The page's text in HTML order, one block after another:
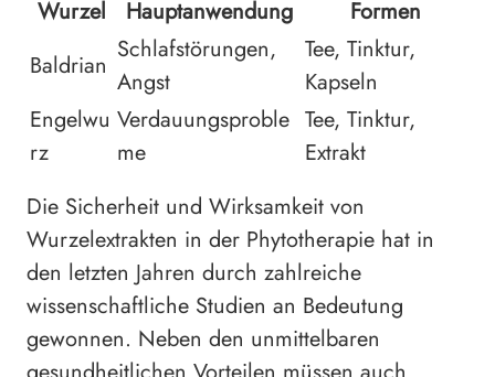
Wurzel Hauptanwendung
Formen
Baldrian
Schlafstörungen,
Angst
Tee, Tinktur,
Kapseln
Engelwu
rz
Verdauungsproble
me
Tee, Tinktur,
Extrakt
Die Sicherheit und Wirksamkeit von
Wurzelextrakten in der Phytotherapie hat in
den letzten Jahren durch zahlreiche
wissenschaftliche Studien an Bedeutung
gewonnen. Neben den unmittelbaren